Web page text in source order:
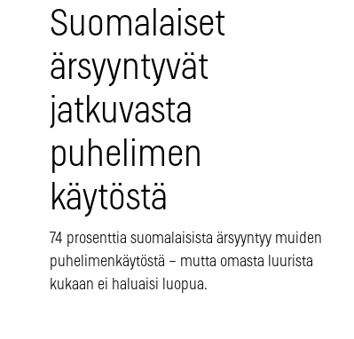
Suomalaiset
ärsyyntyvät
jatkuvasta
puhelimen
käytöstä
74 prosenttia suomalaisista ärsyyntyy muiden
puhelimenkäytöstä – mutta omasta luurista
kukaan ei haluaisi luopua.